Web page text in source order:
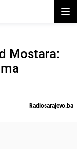
Mostara:
Radiosarajevo.ba